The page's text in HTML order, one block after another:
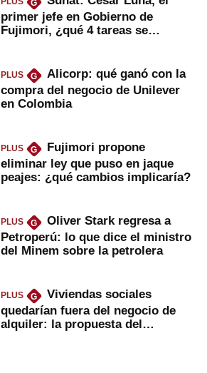
G
primer jefe en Gobierno de
Fujimori, ¿qué 4 tareas se
PLUS G
Alicorp: qué ganó con la
compra del negocio de Unilever
en Colombia
PLUS G
Fujimori propone
eliminar ley que puso en jaque
peajes: ¿qué cambios implicaría?
PLUS G
Oliver Stark regresa a
Petroperú: lo que dice el ministro
del Minem sobre la petrolera
PLUS G
Viviendas sociales
quedarían fuera del negocio de
alquiler: la propuesta del